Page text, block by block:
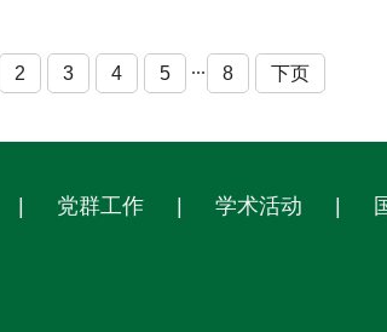
2 3 4 5 ... 8 下页
党群工作 学术活动